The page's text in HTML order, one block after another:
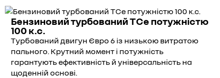
Бензиновий турбований TCe потужністю
100 к.с.
Турбований двигун Євро 6 із низькою витратою
пального. Крутний момент і потужність
гарантують ефективність й універсальність на
щоденній основі.